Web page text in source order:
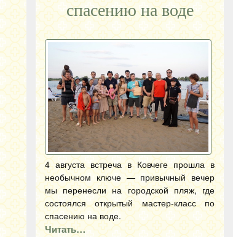
спасению на воде
4 августа встреча в Ковчеге прошла в
необычном ключе — привычный вечер
мы перенесли на городской пляж, где
состоялся открытый мастер-класс по
спасению на воде.
Читать…